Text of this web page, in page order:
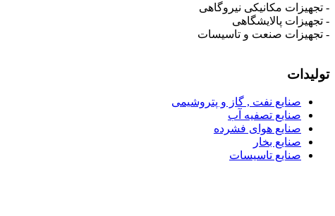
- تجهیزات مکانیکی نیروگاهی
- تجهیزات پالایشگاهی
- تجهیزات صنعت و تاسیسات
تولیدات
صنایع نفت , گاز و پتروشیمی
صنايع تصفيه آب
صنايع هوای فشرده
صنايع بخار
صنایع تاسیسات